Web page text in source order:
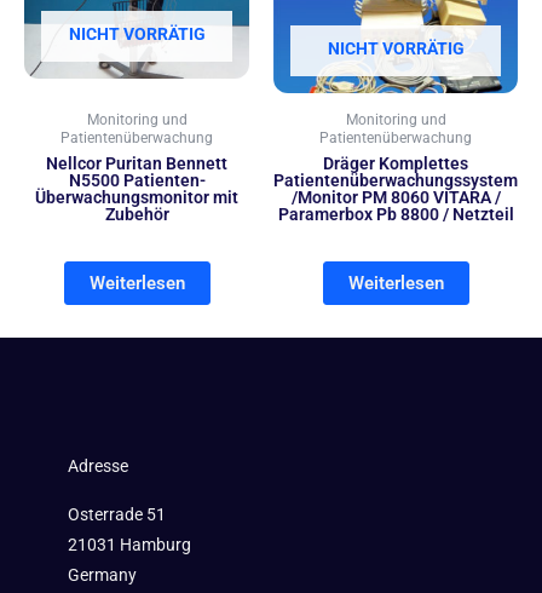
NICHT VORRÄTIG
Monitoring und
Patientenüberwachung
Nellcor Puritan Bennett
N5500 Patienten-
Überwachungsmonitor mit
Zubehör
Weiterlesen
NICHT VORRÄTIG
Monitoring und
Patientenüberwachung
Dräger Komplettes
Patientenüberwachungssystem
/Monitor PM 8060 VITARA /
Paramerbox Pb 8800 / Netzteil
Weiterlesen
Adresse
Osterrade 51
21031 Hamburg
Germany